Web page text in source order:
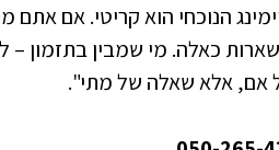
הנוכחי הוא קריטי. אם
כאלה. מי שמבין בתזמון –
אם, אלא שאלה של מתי".